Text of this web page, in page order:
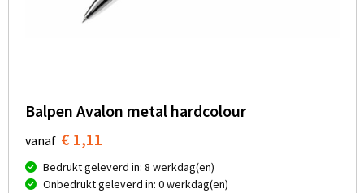
Balpen Avalon metal hardcolour
vanaf € 1,11
Bedrukt geleverd in: 8 werkdag(en)
Onbedrukt geleverd in: 0 werkdag(en)